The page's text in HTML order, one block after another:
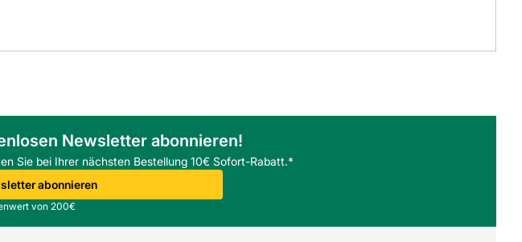
Newsletter abonnieren!
Sie bei Ihrer nächsten Bestellung 10€ Sofort-Rabatt.*
abonnieren
von 200€